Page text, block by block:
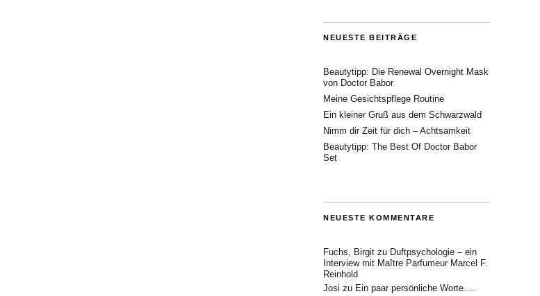
NEUESTE BEITRÄGE
Beautytipp: Die Renewal Overnight Mask
von Doctor Babor
Meine Gesichtspflege Routine
Ein kleiner Gruß aus dem Schwarzwald
Nimm dir Zeit für dich – Achtsamkeit
Beautytipp: The Best Of Doctor Babor
Set
NEUESTE KOMMENTARE
Fuchs, Birgit zu Duftpsychologie – ein
Interview mit Maître Parfumeur Marcel F.
Reinhold
Josi zu Ein paar persönliche Worte….